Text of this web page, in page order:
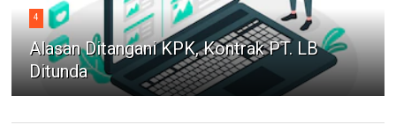
4
Alasan Ditangani KPK, Kontrak PT. LB
Ditunda